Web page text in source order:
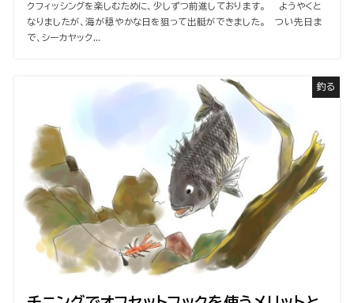
クフィッシングを楽しむために、少しずつ前進しております。 ようやくと
なりましたが、海が穏やかな日を狙って出艇ができました。 つい先日ま
で、シーカヤック...
釣る